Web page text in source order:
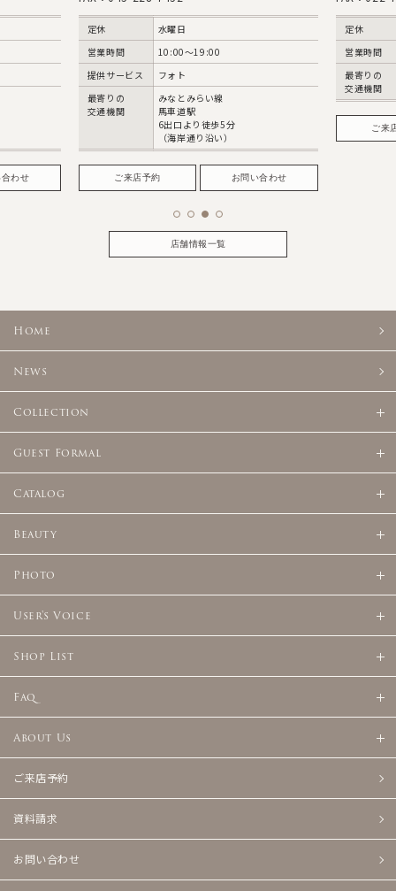
わせ
定休
水曜日
営業時間
10:00〜19:00
提供サービス
フォト
最寄りの
交通機関
みなとみらい線
馬車道駅
6出口より徒歩5分
（海岸通り沿い）
ご来店予約 お問い合わせ
定休
営業時間
最寄りの
交通機関
ご来
店舗情報一覧
Home
News
Collection
Guest Formal
Catalog
Beauty
Photo
User's Voice
Shop List
Faq
About Us
ご来店予約
資料請求
お問い合わせ